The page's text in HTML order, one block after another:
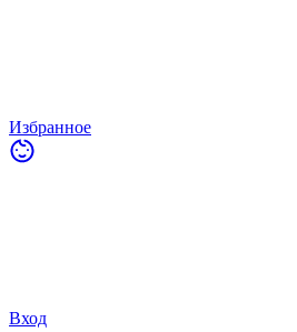
Избранное
Вход